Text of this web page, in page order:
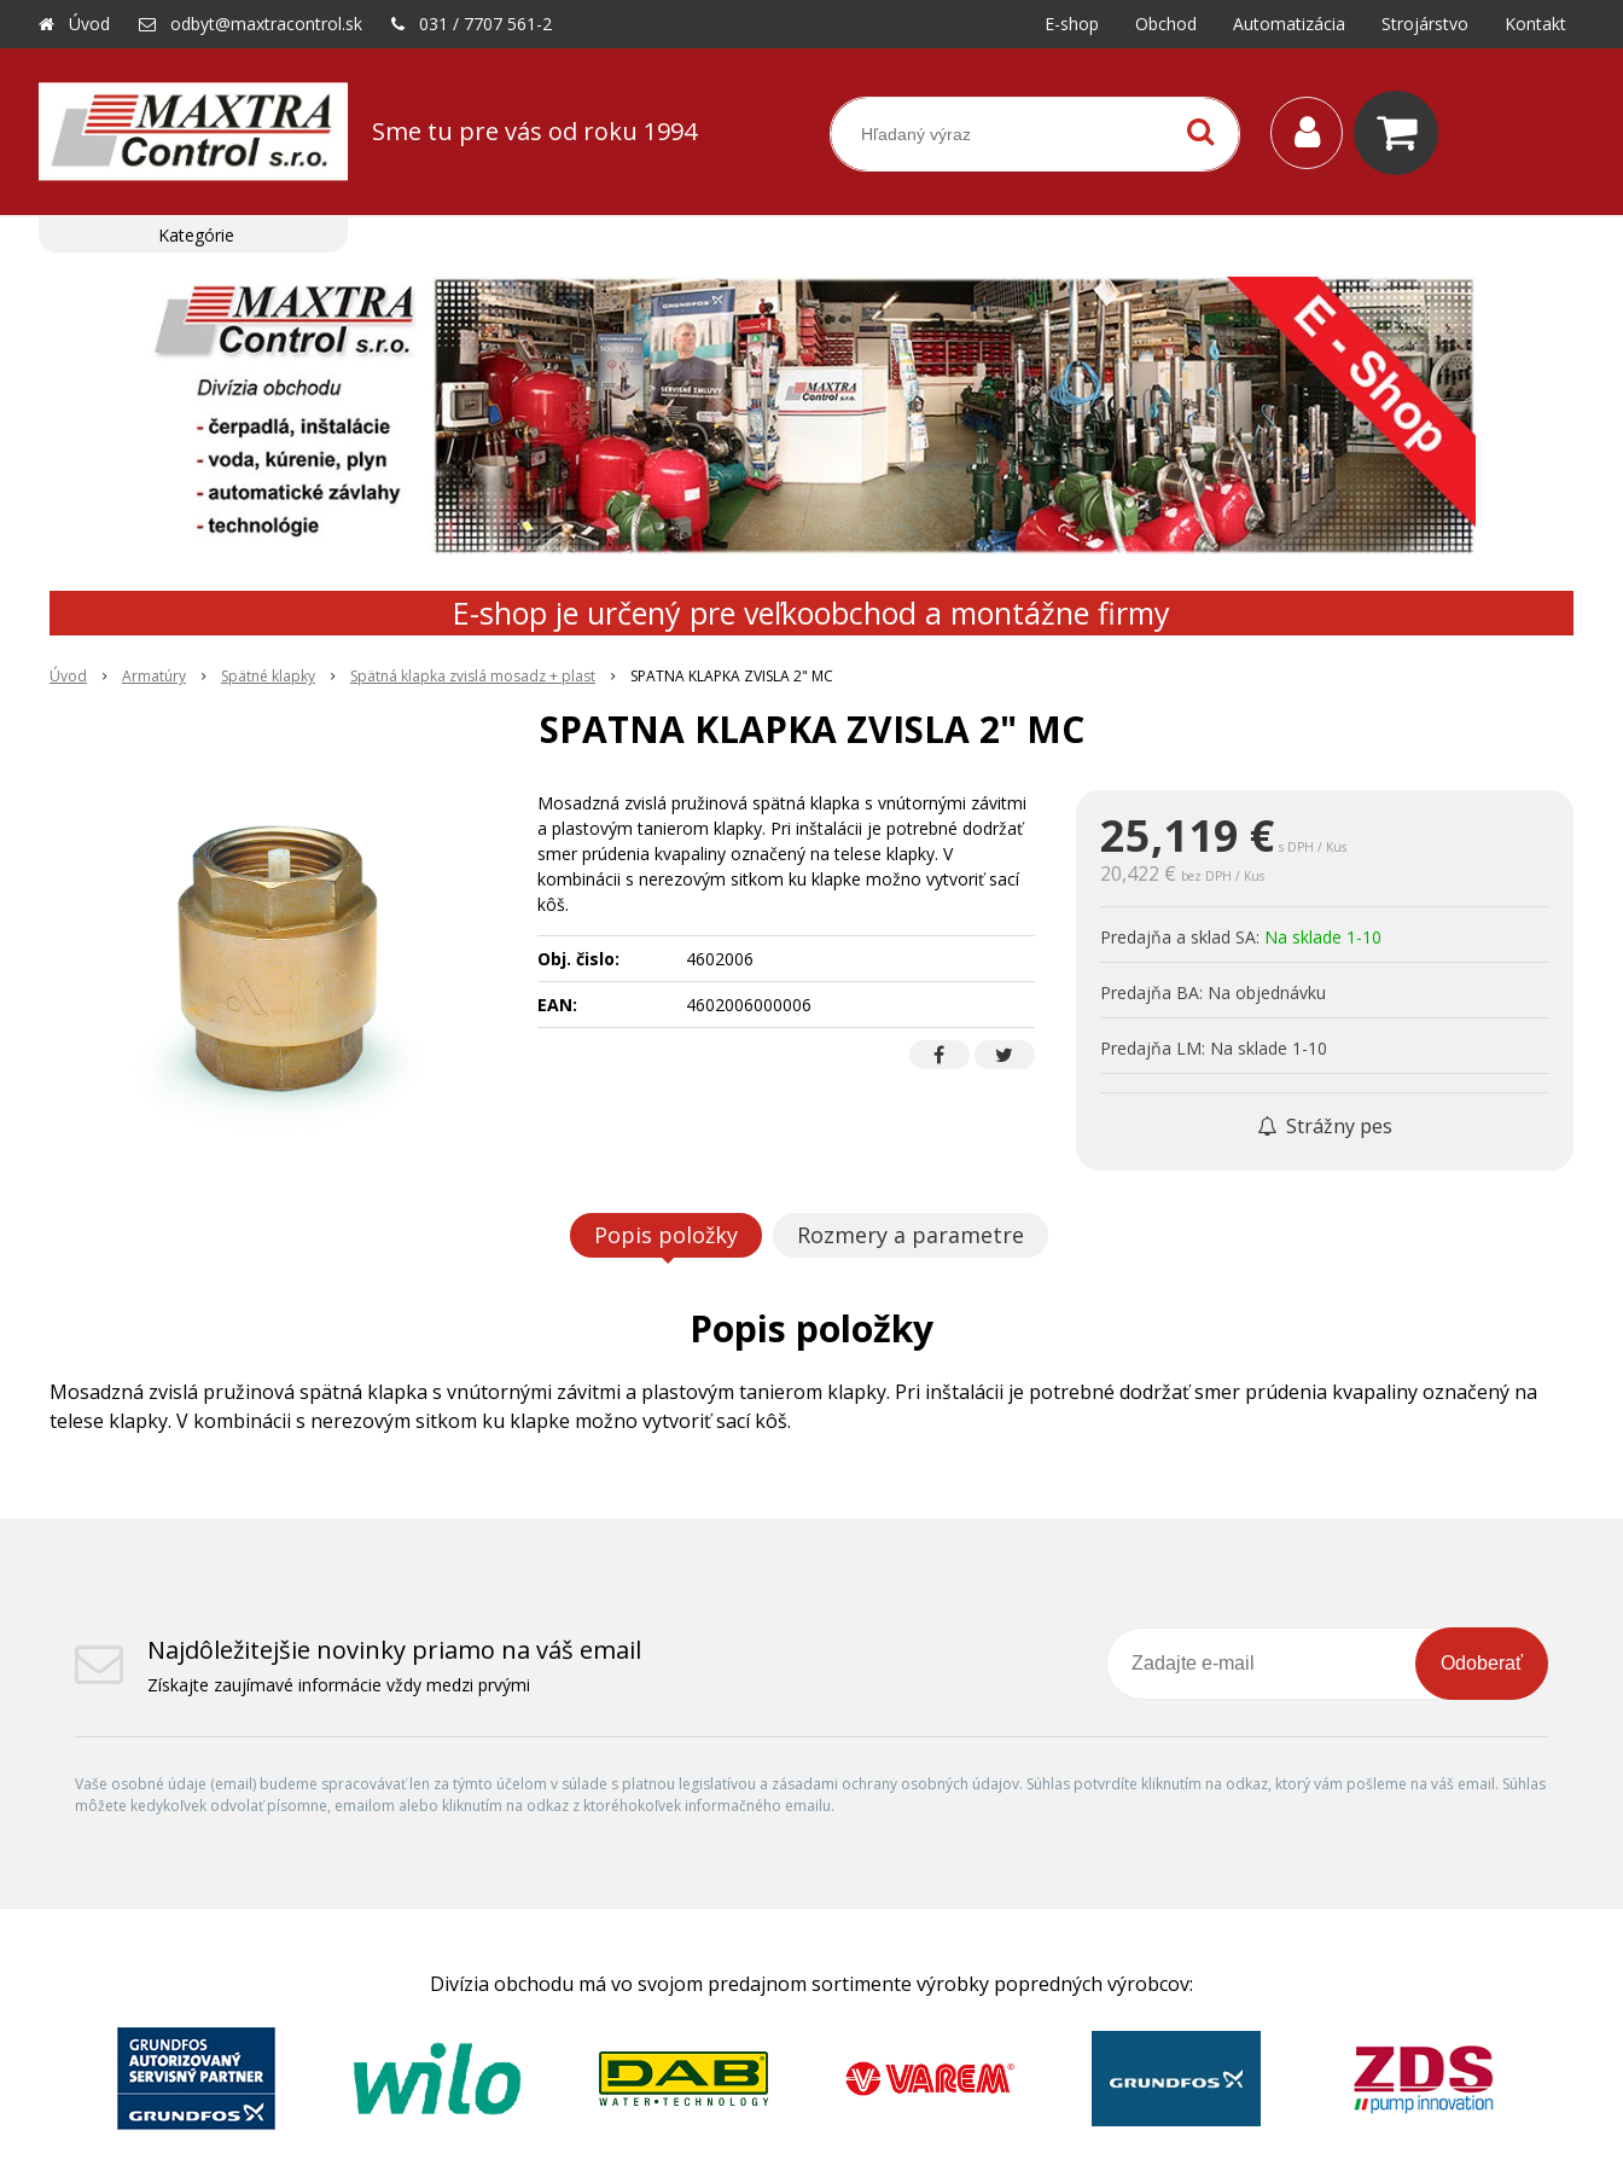
Sme tu pre vás od roku 1994
Úvod odbyt@maxtracontrol.sk 031 / 7707 561-2 E-shop Obchod Automatizácia Strojárstvo Kontakt
E-shop je určený pre veľkoobchod a montážne firmy
Úvod Armatúry Spätné klapky Spätná klapka zvislá mosadz + plast SPATNA KLAPKA ZVISLA 2" MC
SPATNA KLAPKA ZVISLA 2" MC
25,119 € s DPH / Kus
20,422 € bez DPH / Kus
Predajňa a sklad SA: Na sklade 1-10
Predajňa BA: Na objednávku
Predajňa LM: Na sklade 1-10
Strážny pes
Mosadzná zvislá pružinová spätná klapka s vnútornými závitmi
a plastovým tanierom klapky. Pri inštalácii je potrebné dodržať
smer prúdenia kvapaliny označený na telese klapky. V
kombinácii s nerezovým sitkom ku klapke možno vytvoriť sací
kôš.
Obj. čislo:
4602006
EAN:
4602006000006
Popis položky Rozmery a parametre
Popis položky
Mosadzná zvislá pružinová spätná klapka s vnútornými závitmi a plastovým tanierom klapky. Pri inštalácii je potrebné dodržať smer prúdenia kvapaliny označený na
telese klapky. V kombinácii s nerezovým sitkom ku klapke možno vytvoriť sací kôš.
Kategórie
Najdôležitejšie novinky priamo na váš email
Získajte zaujímavé informácie vždy medzi prvými
Odoberať
Vaše osobné údaje (email) budeme spracovávať len za týmto účelom v súlade s platnou legislatívou a zásadami ochrany osobných údajov. Súhlas potvrdíte kliknutím na odkaz, ktorý vám pošleme na váš email. Súhlas
môžete kedykoľvek odvolať písomne, emailom alebo kliknutím na odkaz z ktoréhokoľvek informačného emailu.
Divízia obchodu má vo svojom predajnom sortimente výrobky popredných výrobcov: